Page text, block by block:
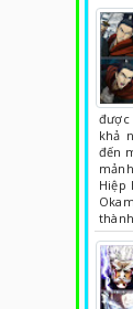
được
khả
đến
Hiệp